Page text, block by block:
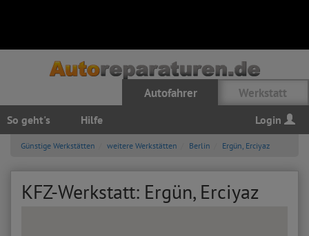
Autofahrer Werkstatt
So geht's Hilfe Login
Günstige Werkstätten weitere Werkstätten Berlin Ergün, Erciyaz
KFZ-Werkstatt: Ergün, Erciyaz